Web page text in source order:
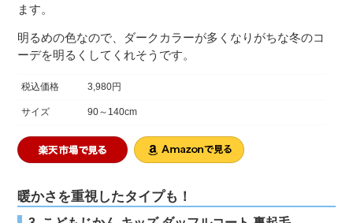
ます。
明るめの色なので、ダークカラーが多くなりがちな冬のコ
ーデを明るくしてくれそうです。
税込価格 3,980円
サイズ 90～140cm
暖かさを重視したタイプも！